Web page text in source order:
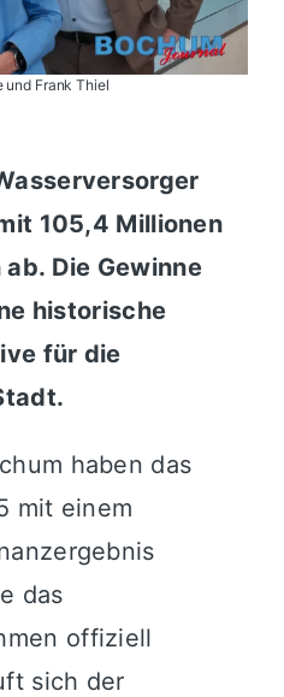
und Frank Thiel
105,4 Millionen
Die Gewinne
historische
für die
haben das
mit einem
das
offiziell
sich der